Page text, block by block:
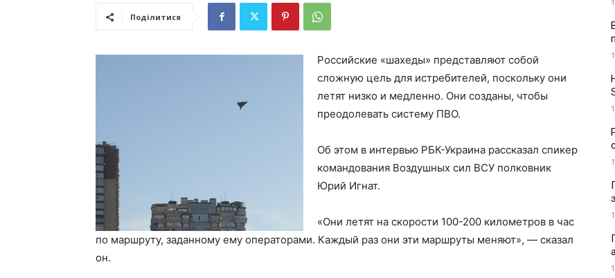
Поділитися
Российские «шахеды» представляют собой
сложную цель для истребителей, поскольку они
летят низко и медленно. Они созданы, чтобы
преодолевать систему ПВО.
Об этом в интервью РБК-Украина рассказал спикер
командования Воздушных сил ВСУ полковник
Юрий Игнат.
«Они летят на скорости 100-200 километров в час
по маршруту, заданному ему операторами. Каждый раз они эти маршруты меняют», — сказал
он.